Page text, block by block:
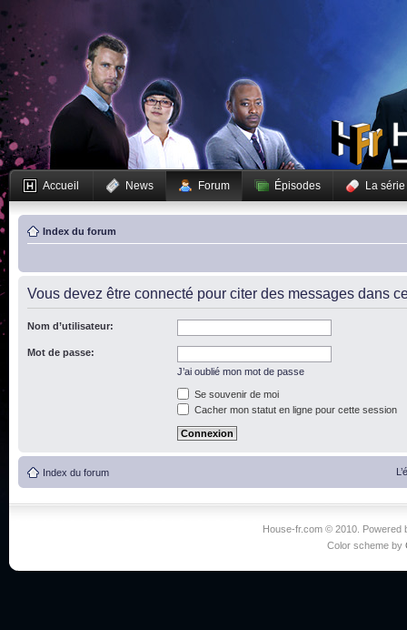
Accueil News Forum Épisodes La série
Index du forum
Vous devez être connecté pour citer des messages dans
Nom d’utilisateur:
Mot de passe:
J’ai oublié mon mot de passe
Se souvenir de moi
Cacher mon statut en ligne pour cette session
Index du forum
House-fr.com © 2010. Powered
Color scheme by